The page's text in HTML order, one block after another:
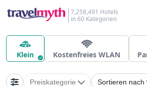
7,258,491 Hotels
in 60 Kategorien
Klein Kostenfreies WLAN
Preiskategorie Sortieren nach